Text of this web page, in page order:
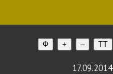
Ф + – TT
17.09.2014